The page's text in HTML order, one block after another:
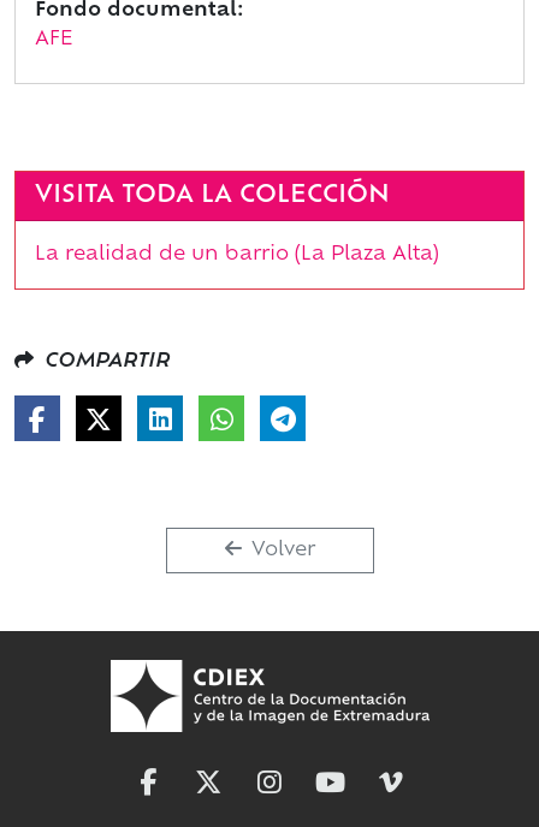
Fondo documental:
AFE
VISITA TODA LA COLECCIÓN
La realidad de un barrio (La Plaza Alta)
COMPARTIR
Volver